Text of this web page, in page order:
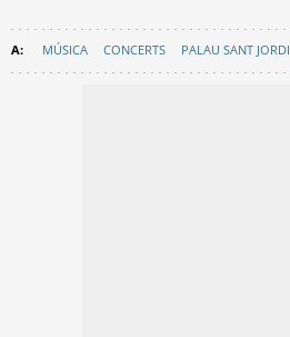
MÚSICA CONCERTS PALAU SANT JORDI